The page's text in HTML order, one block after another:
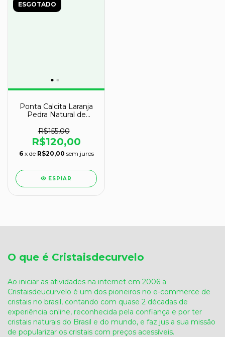
ESGOTADO
Ponta Calcita Laranja
Pedra Natural de
R$155,00
R$120,00
6 x de R$20,00 sem juros
ESPIAR
O que é Cristaisdecurvelo
Ao iniciar as atividades na internet em 2006 a
Cristaisdeucurvelo é um dos pioneiros no e-commerce de
cristais no brasil, contando com quase 2 décadas de
experiência online, reconhecida pela confiança e por ter
cristais naturais do Brasil e do mundo, e faz jus a sua missão
de popularizar os cristais com preços acessíveis.